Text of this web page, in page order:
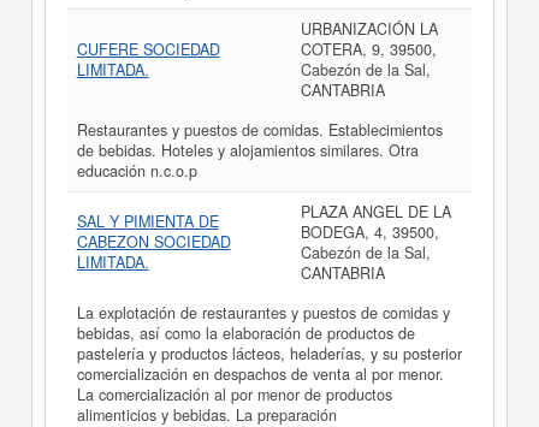
CUFERE SOCIEDAD
LIMITADA.
URBANIZACIÓN LA
COTERA, 9, 39500,
Cabezón de la Sal,
CANTABRIA
Restaurantes y puestos de comidas. Establecimientos
de bebidas. Hoteles y alojamientos similares. Otra
educación n.c.o.p
SAL Y PIMIENTA DE
CABEZON SOCIEDAD
LIMITADA.
PLAZA ANGEL DE LA
BODEGA, 4, 39500,
Cabezón de la Sal,
CANTABRIA
La explotación de restaurantes y puestos de comidas y
bebidas, así como la elaboración de productos de
pastelería y productos lácteos, heladerías, y su posterior
comercialización en despachos de venta al por menor.
La comercialización al por menor de productos
alimenticios y bebidas. La preparación